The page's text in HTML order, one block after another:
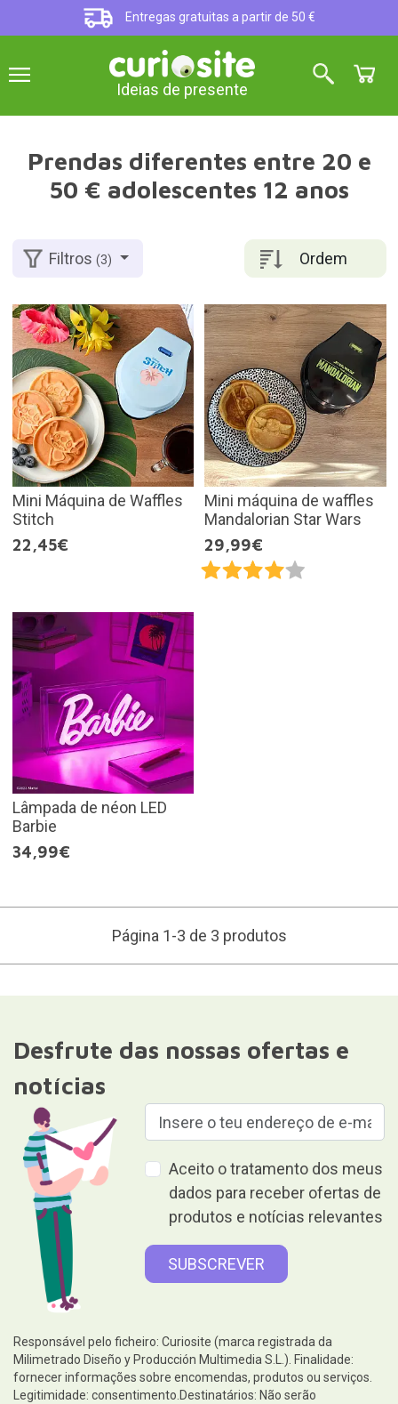
Entregas gratuitas a partir de 50 €
Ideias de presente
Prendas diferentes entre 20 e
50 € adolescentes 12 anos
Ordem
Filtros(3)
Mini Máquina de Waffles
Stitch
22,45€
Mini máquina de waffles
Mandalorian Star Wars
29,99€
Lâmpada de néon LED
Barbie
34,99€
Página 1-3 de 3 produtos
Desfrute das nossas ofertas e
notícias
Aceito o tratamento dos meus
dados para receber ofertas de
produtos e notícias relevantes
Responsável pelo ficheiro: Curiosite (marca registrada da
Milimetrado Diseño y Producción Multimedia S.L.). Finalidade:
fornecer informações sobre encomendas, produtos ou serviços.
Legitimidade: consentimento.Destinatários: Não serão